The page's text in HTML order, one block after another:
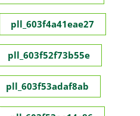
pll_603f4a41eae27
pll_603f52f73b55e
pll_603f53adaf8ab